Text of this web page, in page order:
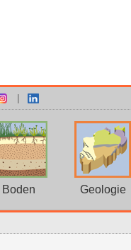
|
Boden Geologie